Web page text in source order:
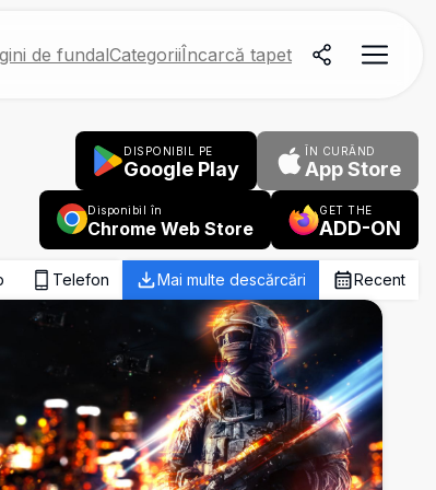
de fundalCategoriiÎncarcă tapet
DISPONIBIL PE
Google Play
ÎN CURÂND
App Store
Disponibil în
Chrome Web Store
GET THE
ADD-ON
Telefon Mai multe descărcări Recent